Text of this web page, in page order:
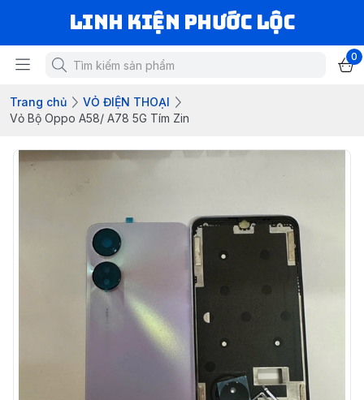
LINH KIỆN PHƯỚC LỘC
0
Trang chủ
VỎ ĐIỆN THOẠI
Vỏ Bộ Oppo A58/ A78 5G Tím Zin